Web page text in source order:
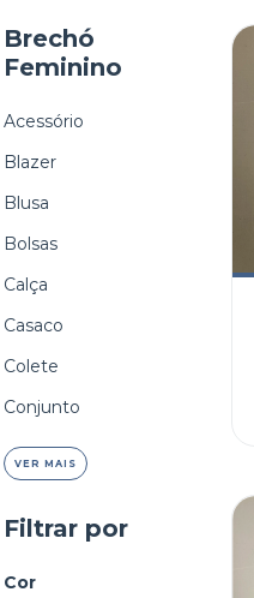
Brechó
Feminino
Acessório
Blazer
Blusa
Bolsas
Calça
Casaco
Colete
Conjunto
VER MAIS
Filtrar por
Cor